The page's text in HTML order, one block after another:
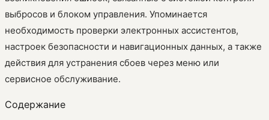
выбросов и блоком управления. Упоминается
необходимость проверки электронных ассистентов,
настроек безопасности и навигационных данных, а также
действия для устранения сбоев через меню или
сервисное обслуживание.
Содержание